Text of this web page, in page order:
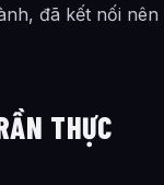
đã kết nối
THỰC